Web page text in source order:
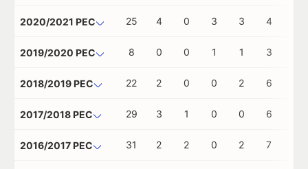
2020/2021 PEC 25 4 0 3 3 4
2019/2020 PEC 8 0 0 1 1 3
2018/2019 PEC 22 2 0 0 2 6
2017/2018 PEC 29 3 1 0 0 6
2016/2017 PEC 31 2 2 0 2 7